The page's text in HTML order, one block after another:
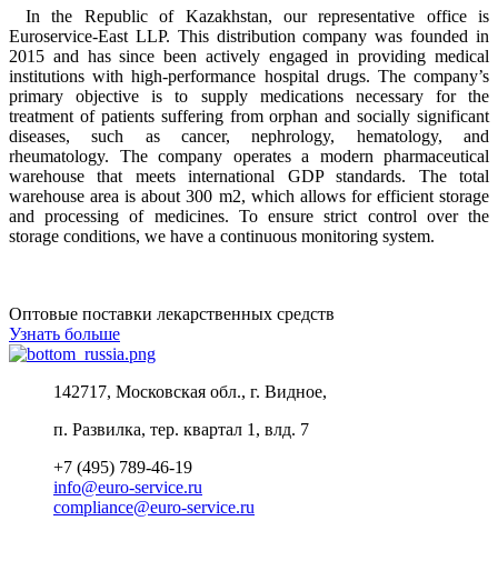
In the Republic of Kazakhstan, our representative office is
Euroservice-East LLP. This distribution company was founded in
2015 and has since been actively engaged in providing medical
institutions with high-performance hospital drugs. The company’s
primary objective is to supply medications necessary for the
treatment of patients suffering from orphan and socially significant
diseases, such as cancer, nephrology, hematology, and
rheumatology. The company operates a modern pharmaceutical
warehouse that meets international GDP standards. The total
warehouse area is about 300 m2, which allows for efficient storage
and processing of medicines. To ensure strict control over the
storage conditions, we have a continuous monitoring system.
Оптовые поставки лекарственных средств
Узнать больше
142717, Московская обл., г. Видное,
п. Развилка, тер. квартал 1, влд. 7
+7 (495) 789-46-19
info@euro-service.ru
compliance@euro-service.ru